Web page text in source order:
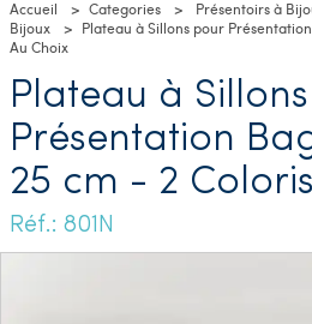
Accueil Categories Présentoirs à
Bijoux
Plateau à Sillons pour
Au Choix
Plateau à
Présentation
25 cm - 2
Réf.: 801N